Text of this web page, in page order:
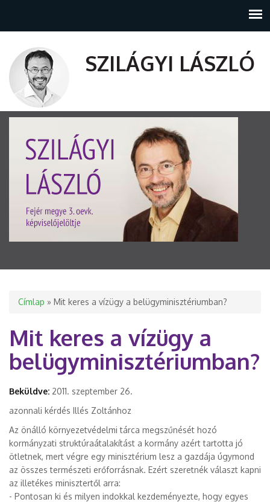
SZILÁGYI LÁSZLÓ
Jelenlegi hely
Címlap » Mit keres a vízügy a belügyminisztériumban?
Mit keres a vízügy a
belügyminisztériumban?
Beküldve: 2011. szeptember 26.
azonnali kérdés Illés Zoltánhoz
Az önálló környezetvédelmi tárca megszűnését hozó
kormányzati struktúraátalakítást a kormány azért tartotta jó
ötletnek, mert végre egy minisztérium lesz a gazdája úgymond
az összes természeti erőforrásnak. Ezért szeretnék választ kapni
az illetékes minisztertől arra:
- Pontosan ki és milyen indokkal kezdeményezte, hogy egyes